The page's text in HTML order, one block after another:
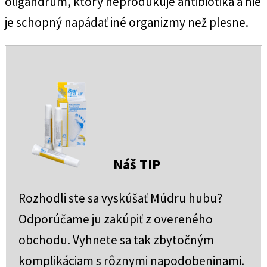
je schopný napádať iné organizmy než plesne.
Náš TIP
Rozhodli ste sa vyskúšať Múdru hubu?
Odporúčame ju zakúpiť z overeného
obchodu. Vyhnete sa tak zbytočným
komplikáciam s rôznymi napodobeninami.